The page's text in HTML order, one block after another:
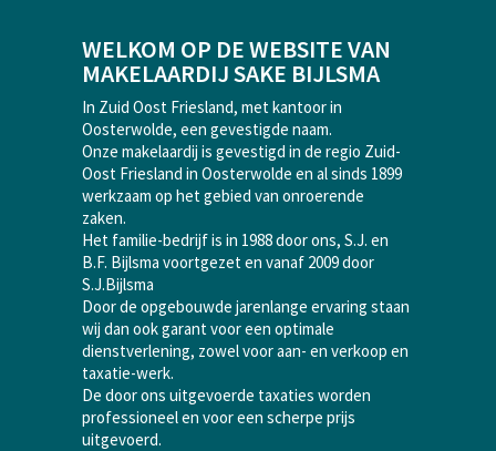
WELKOM OP DE WEBSITE VAN
MAKELAARDIJ SAKE BIJLSMA
In Zuid Oost Friesland, met kantoor in
Oosterwolde, een gevestigde naam.
Onze makelaardij is gevestigd in de regio Zuid-
Oost Friesland in Oosterwolde en al sinds 1899
werkzaam op het gebied van onroerende
zaken.
Het familie-bedrijf is in 1988 door ons, S.J. en
B.F. Bijlsma voortgezet en vanaf 2009 door
S.J.Bijlsma
Door de opgebouwde jarenlange ervaring staan
wij dan ook garant voor een optimale
dienstverlening, zowel voor aan- en verkoop en
taxatie-werk.
De door ons uitgevoerde taxaties worden
professioneel en voor een scherpe prijs
uitgevoerd.